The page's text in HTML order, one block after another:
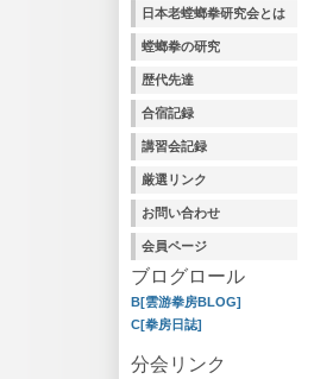
日本老螳螂拳研究会とは
螳螂拳の研究
歴代先達
合宿記録
講習会記録
厳選リンク
お問い合わせ
会員ページ
ブログロール
B[雲游拳房BLOG]
C[拳房日誌]
分会リンク